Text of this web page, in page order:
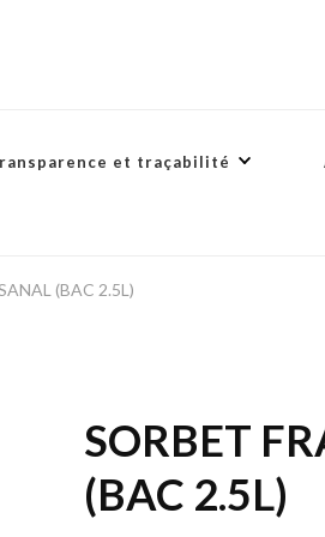
et traçabilité
(BAC 2.5L)
SORBET
(BAC 2.5L)